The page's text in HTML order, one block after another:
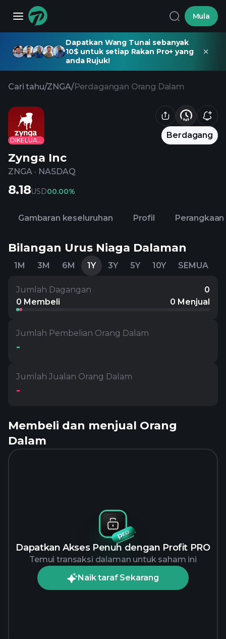
Mula
Dapatkan Wang Tunai sebanyak
10$ untuk setiap Rakan Pro+ yang
anda Rujuk!
Cari tahu/ZNGA/Perdagangan Orang Dalam
DIKELUARKAN
Berdagang
Zynga Inc
ZNGA · NASDAQ
8.18USD00.00%
Gambaran keseluruhan Profil Perangkaan
Bilangan Urus Niaga Dalaman
1M 3M 6M 1Y 3Y 5Y 10Y SEMUA
Jumlah Dagangan
0
0 Membeli
0 Menjual
Jumlah Pembelian Orang Dalam
-
Jumlah Jualan Orang Dalam
-
Membeli dan menjual Orang
Dalam
Dapatkan Akses Penuh dengan Profit PRO
Temui transaksi dalaman untuk saham ini
Naik taraf Sekarang